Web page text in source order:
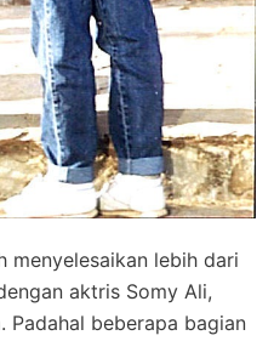
menyelesaikan lebih dari
aktris Somy Ali,
Padahal beberapa bagian